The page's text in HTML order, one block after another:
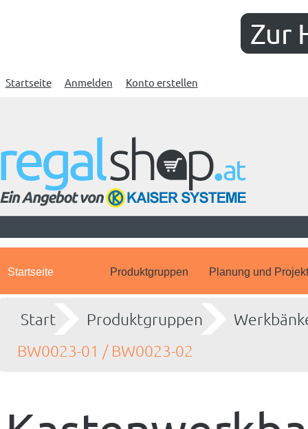
Zur
Startseite Anmelden Konto erstellen
Startseite Produktgruppen Planung und
Start Produktgruppen
BW0023-01 / BW0023-02